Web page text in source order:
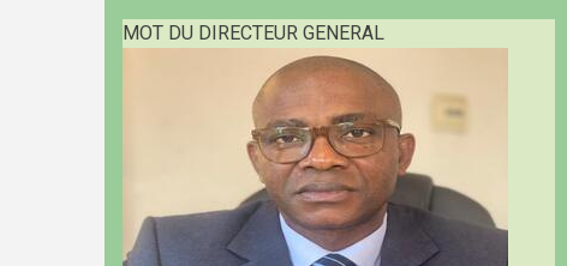
MOT DU DIRECTEUR GENERAL